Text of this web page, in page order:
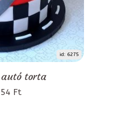
id: 6275
torta
Ft